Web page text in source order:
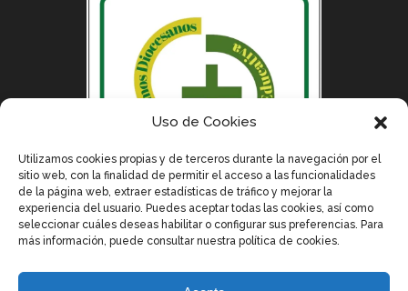
Uso de Cookies
Utilizamos cookies propias y de terceros durante la navegación por el
sitio web, con la finalidad de permitir el acceso a las funcionalidades
de la página web, extraer estadísticas de tráfico y mejorar la
experiencia del usuario. Puedes aceptar todas las cookies, así como
seleccionar cuáles deseas habilitar o configurar sus preferencias. Para
más información, puede consultar nuestra política de cookies.